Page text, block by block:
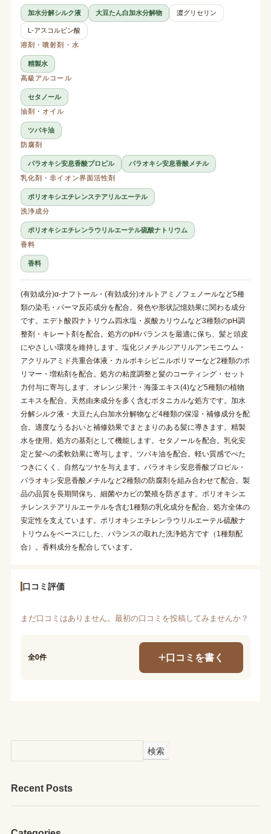
加水分解シルク液 大豆たん白加水分解物 濃グリセリン
L-アスコルビン酸
溶剤・噴射剤・水
精製水
高級アルコール
セタノール
油剤・オイル
ツバキ油
防腐剤
パラオキシ安息香酸プロピル
パラオキシ安息香酸メチル
乳化剤・非イオン界面活性剤
ポリオキシエチレンステアリルエーテル
洗浄成分
ポリオキシエチレンラウリルエーテル硫酸ナトリウム
香料
香料
(有効成分)α-ナフトール・(有効成分)オルトアミノフェノールなど5種
類の染毛・パーマ反応成分を配合。発色や形状記憶効果に関わる成分
です。エデト酸四ナトリウム四水塩・炭酸カリウムなど3種類のpH調
整剤・キレート剤を配合。処方のpHバランスを最適に保ち、髪と頭皮
にやさしい環境を維持します。塩化ジメチルジアリルアンモニウム・
アクリルアミド共重合体液・カルボキシビニルポリマーなど2種類のポ
リマー・増粘剤を配合。処方の粘度調整と髪のコーティング・セット
力付与に寄与します。オレンジ果汁・海藻エキス(4)など5種類の植物
エキスを配合。天然由来成分を多く含むボタニカルな処方です。加水
分解シルク液・大豆たん白加水分解物など4種類の保湿・補修成分を配
合。適度なうるおいと補修効果でまとまりのある髪に導きます。精製
水を使用。処方の基剤として機能します。セタノールを配合。乳化安
定と髪への柔軟効果に寄与します。ツバキ油を配合。軽い質感でべた
つきにくく、自然なツヤを与えます。パラオキシ安息香酸プロピル・
パラオキシ安息香酸メチルなど2種類の防腐剤を組み合わせて配合。製
品の品質を長期間保ち、細菌やカビの繁殖を防ぎます。ポリオキシエ
チレンステアリルエーテルを含む1種類の乳化成分を配合。処方全体の
安定性を支えています。ポリオキシエチレンラウリルエーテル硫酸ナ
トリウムをベースにした、バランスの取れた洗浄処方です（1種類配
合）。香料成分を配合しています。
口コミ評価
まだ口コミはありません。最初の口コミを投稿してみませんか？
全0件 口コミを書く
検索
Recent Posts